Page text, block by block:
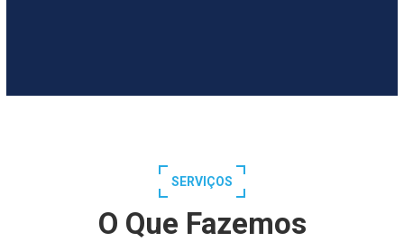
SERVIÇOS
O Que Fazemos